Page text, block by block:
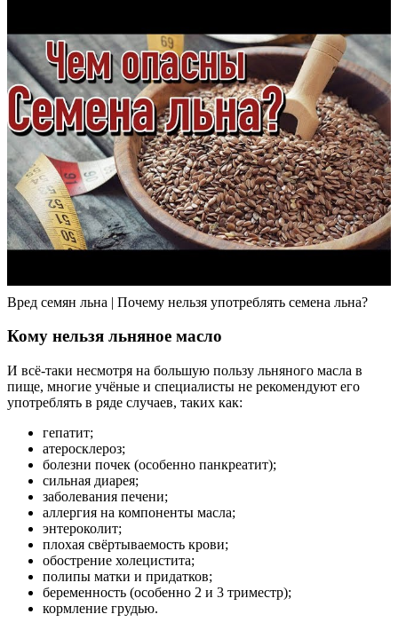
Вред семян льна | Почему нельзя употреблять семена льна?
Кому нельзя льняное масло
И всё-таки несмотря на большую пользу льняного масла в
пище, многие учёные и специалисты не рекомендуют его
употреблять в ряде случаев, таких как:
гепатит;
атеросклероз;
болезни почек (особенно панкреатит);
сильная диарея;
заболевания печени;
аллергия на компоненты масла;
энтероколит;
плохая свёртываемость крови;
обострение холецистита;
полипы матки и придатков;
беременность (особенно 2 и 3 триместр);
кормление грудью.